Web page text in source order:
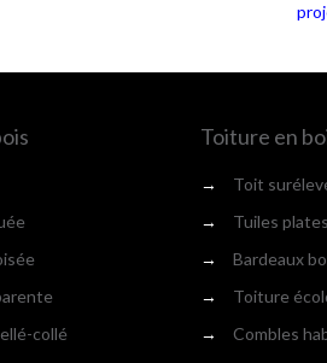
collé
Toiture en
→
Toit
→
Tuiles plates
→
Bardeaux
→
Toiture
→
Combles